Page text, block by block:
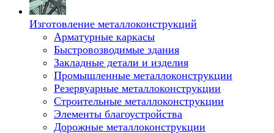
Изготовление металлоконструкций
Арматурные каркасы
Быстровозводимые здания
Закладные детали и изделия
Промышленные металлоконструкции
Резервуарные металлоконструкции
Строительные металлоконструкции
Элементы благоустройства
Дорожные металлоконструкции